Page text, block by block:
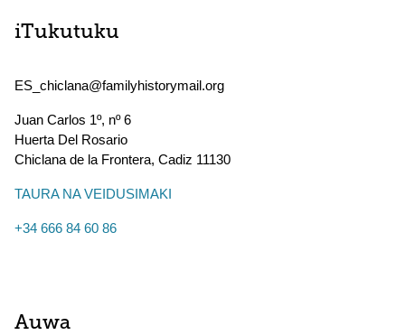
iTukutuku
ES_chiclana@familyhistorymail.org
Juan Carlos 1º, nº 6
Huerta Del Rosario
Chiclana de la Frontera, Cadiz 11130
TAURA NA VEIDUSIMAKI
+34 666 84 60 86
Auwa